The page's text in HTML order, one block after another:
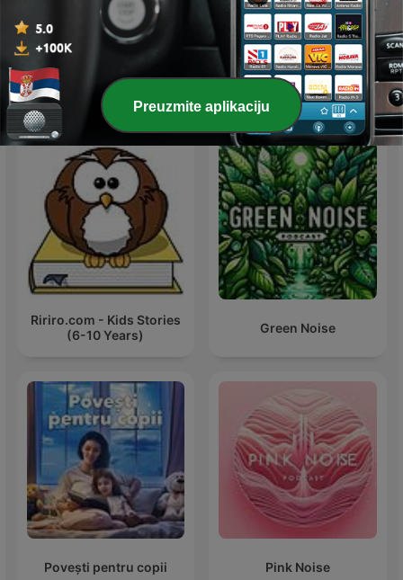
KIDS Radio Show Detective OTR
Međunarodni podkasti Deca i porodica
Ririro.com - Kids Stories
(6-10 Years)
Green Noise
Povești pentru copii Pink Noise
Preuzmite aplikaciju